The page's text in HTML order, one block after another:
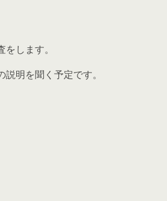
します。
明を聞く予定です。